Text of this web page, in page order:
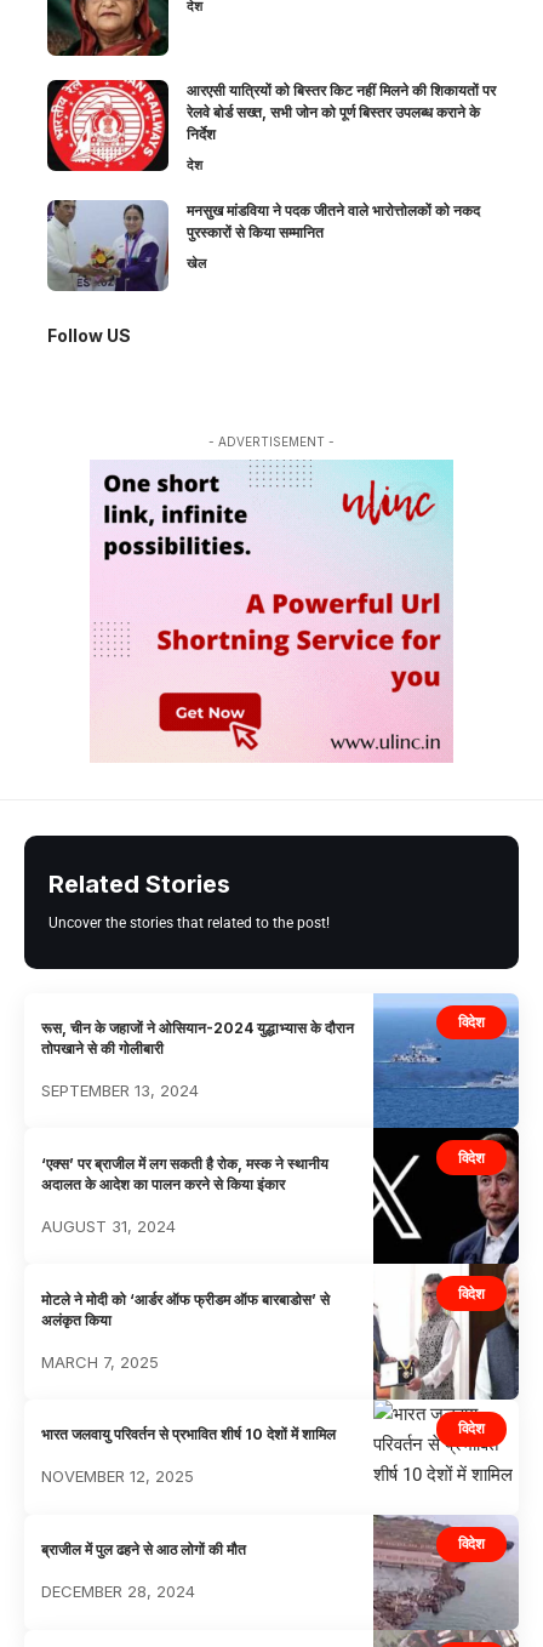
देश
आरएसी यात्रियों को बिस्तर किट नहीं मिलने की शिकायतों पर
रेलवे बोर्ड सख्त, सभी जोन को पूर्ण बिस्तर उपलब्ध कराने के
निर्देश
देश
मनसुख मांडविया ने पदक जीतने वाले भारोत्तोलकों को नकद
पुरस्कारों से किया सम्मानित
खेल
Follow US
- ADVERTISEMENT -
Related Stories
Uncover the stories that related to the post!
विदेश
रूस, चीन के जहाजों ने ओसियान-2024 युद्धाभ्यास के दौरान
तोपखाने से की गोलीबारी
SEPTEMBER 13, 2024
विदेश
‘एक्स’ पर ब्राजील में लग सकती है रोक, मस्क ने स्थानीय
अदालत के आदेश का पालन करने से किया इंकार
AUGUST 31, 2024
विदेश
मोटले ने मोदी को ‘आर्डर ऑफ फ्रीडम ऑफ बारबाडोस’ से
अलंकृत किया
MARCH 7, 2025
विदेश
भारत जलवायु परिवर्तन से प्रभावित शीर्ष 10 देशों में शामिल
NOVEMBER 12, 2025
विदेश
ब्राजील में पुल ढहने से आठ लोगों की मौत
DECEMBER 28, 2024